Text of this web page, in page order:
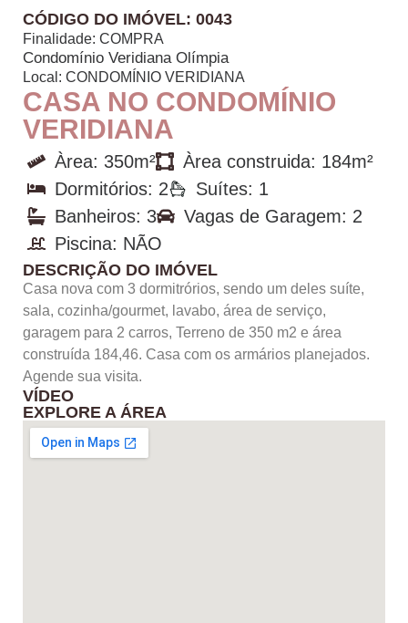
CÓDIGO DO IMÓVEL: 0043
Finalidade: COMPRA
Condomínio Veridiana Olímpia
Local: CONDOMÍNIO VERIDIANA
CASA NO CONDOMÍNIO
VERIDIANA
Àrea: 350m²
Àrea construida: 184m²
Dormitórios: 2
Suítes: 1
Banheiros: 3
Vagas de Garagem: 2
Piscina: NÃO
DESCRIÇÃO DO IMÓVEL
Casa nova com 3 dormitrórios, sendo um deles suíte,
sala, cozinha/gourmet, lavabo, área de serviço,
garagem para 2 carros, Terreno de 350 m2 e área
construída 184,46. Casa com os armários planejados.
Agende sua visita.
VÍDEO
EXPLORE A ÁREA